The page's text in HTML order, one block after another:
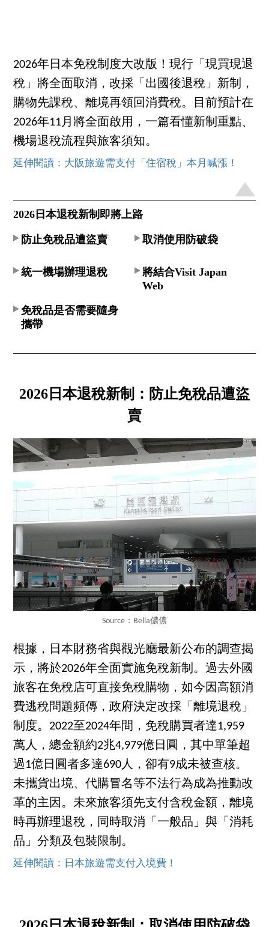
2026年日本免稅制度大改版！現行「現買現退
稅」將全面取消，改採「出國後退稅」新制，
購物先課稅、離境再領回消費稅。目前預計在
2026年11月將全面啟用，一篇看懂新制重點、
機場退稅流程與旅客須知。
延伸閱讀：大阪旅遊需支付「住宿稅」本月喊漲！
2026日本退稅新制即將上路
防止免稅品遭盜賣 取消使用防破袋
統一機場辦理退稅
將結合Visit Japan
Web
免稅品是否需要隨身
攜帶
2026日本退稅新制：防止免稅品遭盜
賣
Source：Bella儂儂
根據，日本財務省與觀光廳最新公布的調查揭
示，將於2026年全面實施免稅新制。過去外國
旅客在免稅店可直接免稅購物，如今因高額消
費逃稅問題頻傳，政府決定改採「離境退稅」
制度。2022至2024年間，免稅購買者達1,959
萬人，總金額約2兆4,979億日圓，其中單筆超
過1億日圓者多達690人，卻有9成未被查核。
未攜貨出境、代購冒名等不法行為成為推動改
革的主因。未來旅客須先支付含稅金額，離境
時再辦理退稅，同時取消「一般品」與「消耗
品」分類及包裝限制。
延伸閱讀：日本旅遊需支付入境費！